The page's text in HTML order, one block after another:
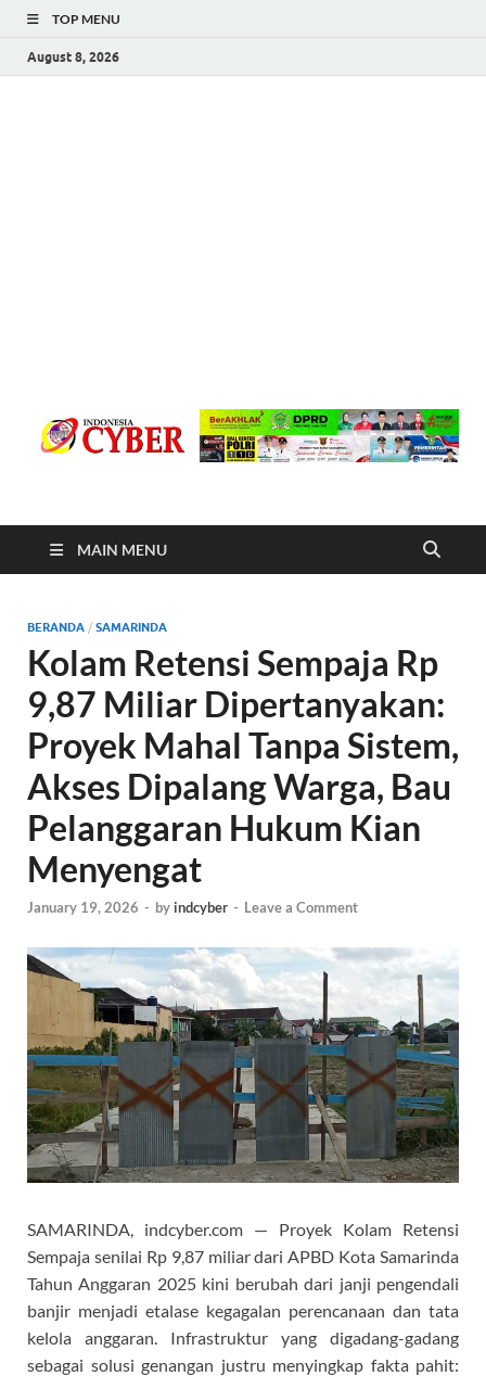
TOP MENU
August 8, 2026
Indonesia Cyber
MAIN MENU
BERANDA / SAMARINDA
Kolam Retensi Sempaja Rp
9,87 Miliar Dipertanyakan:
Proyek Mahal Tanpa Sistem,
Akses Dipalang Warga, Bau
Pelanggaran Hukum Kian
Menyengat
January 19, 2026 - by indcyber - Leave a Comment
SAMARINDA, indcyber.com — Proyek Kolam Retensi
Sempaja senilai Rp 9,87 miliar dari APBD Kota Samarinda
Tahun Anggaran 2025 kini berubah dari janji pengendali
banjir menjadi etalase kegagalan perencanaan dan tata
kelola anggaran. Infrastruktur yang digadang-gadang
sebagai solusi genangan justru menyingkap fakta pahit: